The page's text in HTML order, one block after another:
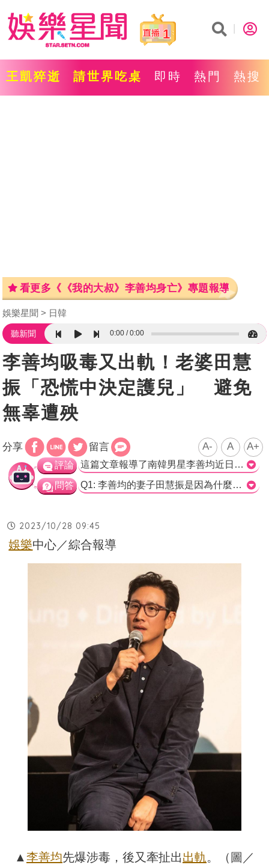
1
王凱猝逝 請世界吃桌 即時 熱門 熱搜
看更多《《我的大叔》李善均身亡》專題報導
娛樂星聞 日韓
聽新聞 0:00 0:00
李善均吸毒又出軌！老婆田慧
振「恐慌中決定護兒」 避免
無辜遭殃
分享 留言 A- A A+
評論 這篇文章報導了南韓男星李善均近日因染毒和出軌被立案調查的事情，並提到了他的妻子田慧振的近況。根據前娛樂記者李鎮浩的爆料，田慧振在看到這些新聞後感到震驚和失神，特別是得知丈夫李善均私會八大女幹部七次的消息，對她造成了恐懼和衝擊。 不過，田慧振依然振作起來，為了保護孩子不受到父親負面風波的影響，迅速幫小兒子申請了前往美國留學的手續，目前已經離開了南韓。同樣在美國留學的15歲大兒子也留在美國，以免他無辜遭受影響。 文章中也提到，李善均已經轉為嫌犯並立案，警方打算在今天約談他，主要是釐清他是否吸毒以及吸毒頻率，預計會進行毛髮和尿液檢驗。然而，警方並未透露更多具體細節。 根據李善均的律師所言，他們將會配合警方的所有調查，並誠實地面對。>
問答 Q1: 李善均的妻子田慧振是因為什麼事情而震驚到失神？ a) 李善均的吸毒事件 b) 李善均的出軌事件 c) 李善均私會女幹部的次數 正確答案: c) 李善均私會女幹部的次數 Q2: 田慧振為了避免孩子受到爸爸負面風波影響，做了什麼事情？ a) 帶著孩子離開南韓 b) 幫小兒子申請留學手續 c) 讓大兒子留在美國 正確答案: b) 幫小兒子申請留學手續 Q3: 警方將在何時約談李善均？ a) 27日 b) 28日 c) 29日 正確答案: b) 28日
2023/10/28 09:45
娛樂中心／綜合報導
▲ 李善均先爆涉毒，後又牽扯出出軌。（圖／